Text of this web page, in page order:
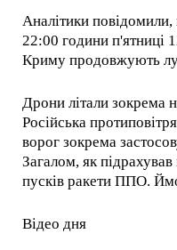
Аналітики
22:00 години п'ятниці
Криму продовжують
Дрони літали зокрема
Російська
ворог зокрема
Загалом, як
пусків ракети ППО.
Відео дня